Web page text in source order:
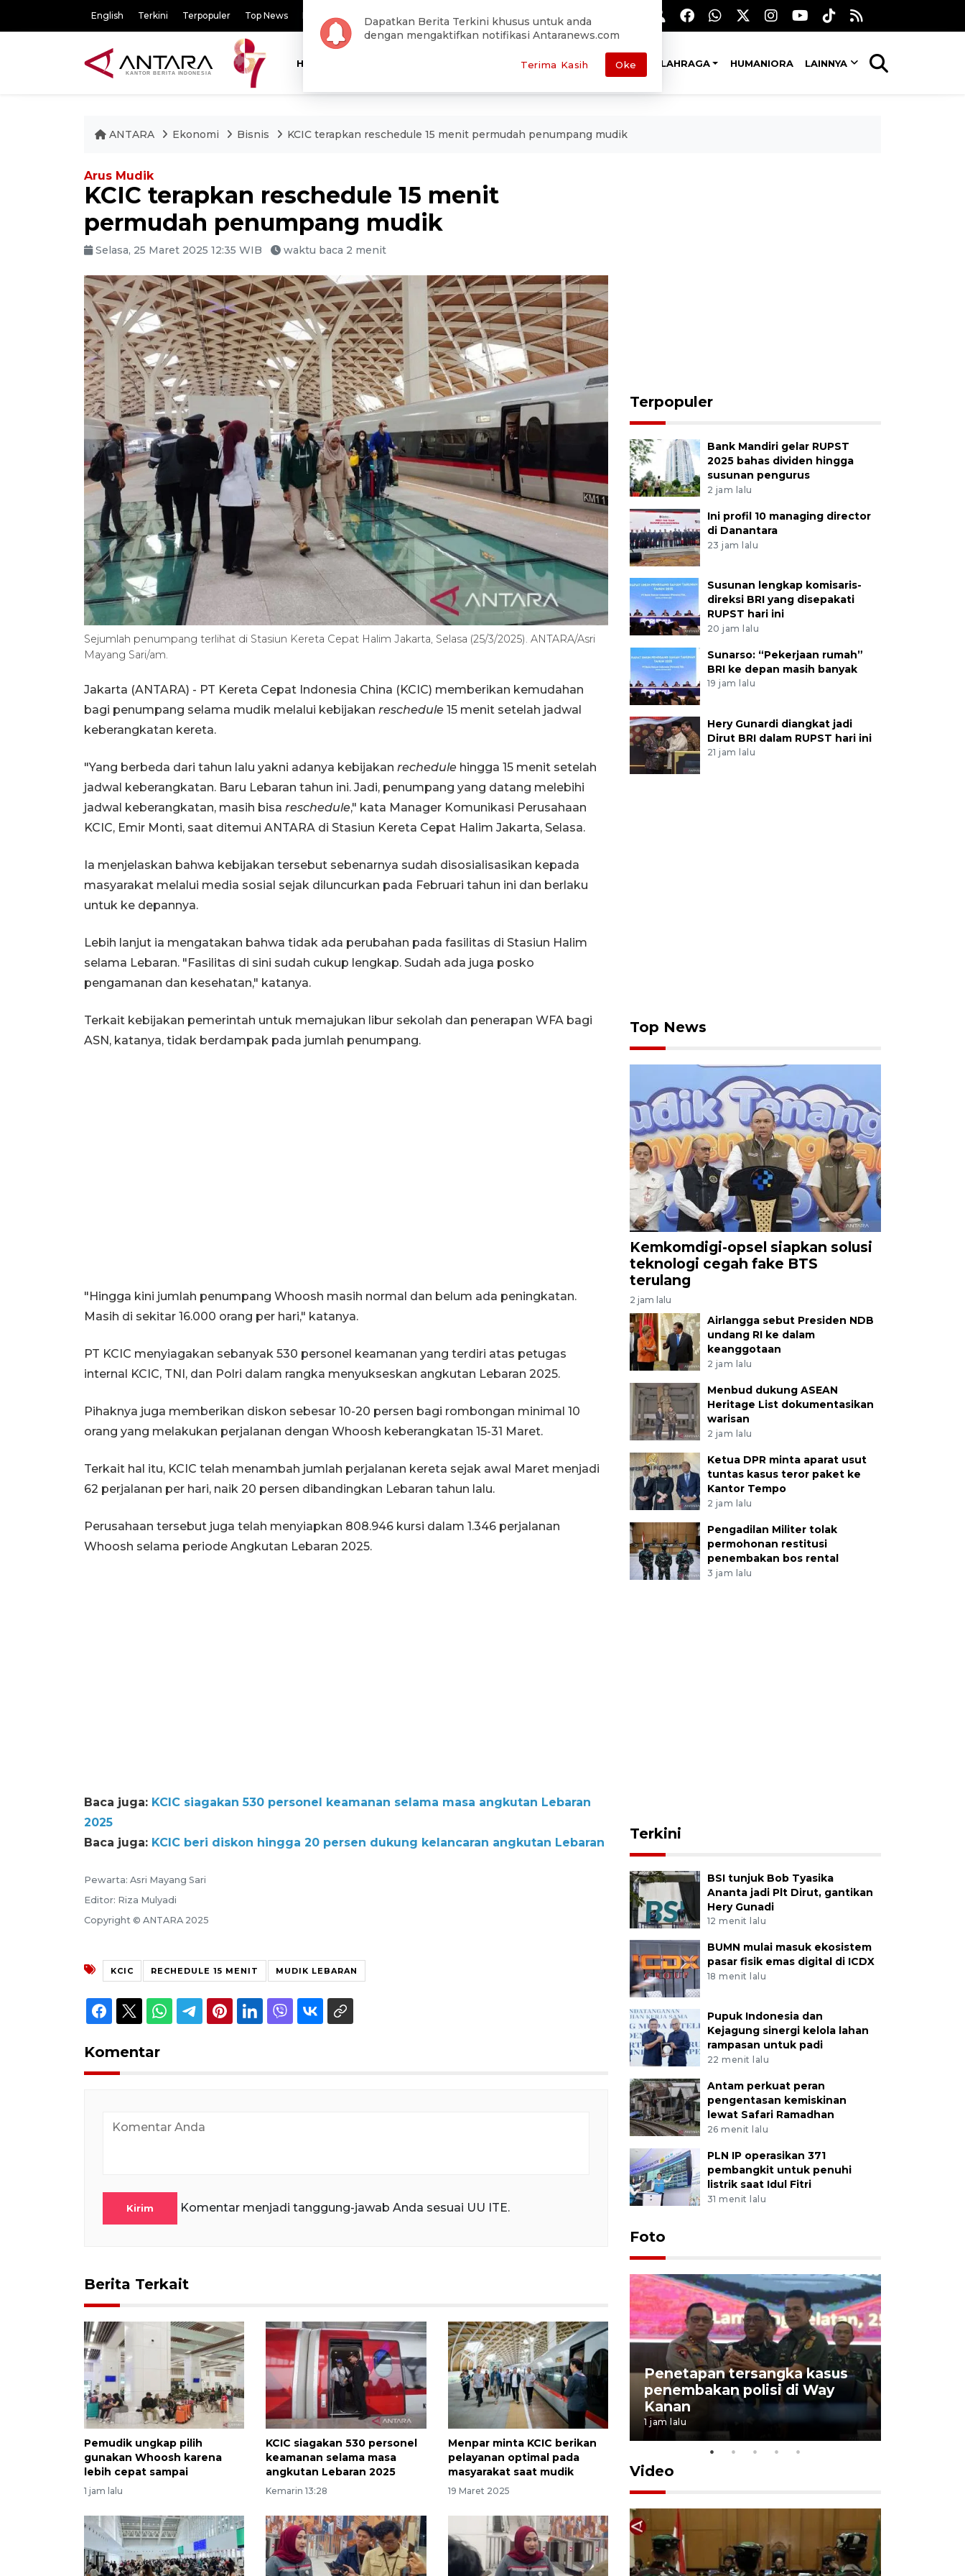
English Terkini Terpopuler Top News Pilihan Editor Pemilu Otomotif Antara Foto Redaksi
HOME METRO SEPAKBOLA OLAHRAGA HUMANIORA LAINNYA
ANTARA Ekonomi Bisnis KCIC terapkan reschedule 15 menit permudah penumpang mudik
Arus Mudik
KCIC terapkan reschedule 15 menit
permudah penumpang mudik
Selasa, 25 Maret 2025 12:35 WIB waktu baca 2 menit
Sejumlah penumpang terlihat di Stasiun Kereta Cepat Halim Jakarta, Selasa (25/3/2025). ANTARA/Asri
Mayang Sari/am.
Jakarta (ANTARA) - PT Kereta Cepat Indonesia China (KCIC) memberikan kemudahan
bagi penumpang selama mudik melalui kebijakan reschedule 15 menit setelah jadwal
keberangkatan kereta.
"Yang berbeda dari tahun lalu yakni adanya kebijakan rechedule hingga 15 menit setelah
jadwal keberangkatan. Baru Lebaran tahun ini. Jadi, penumpang yang datang melebihi
jadwal keberangkatan, masih bisa reschedule," kata Manager Komunikasi Perusahaan
KCIC, Emir Monti, saat ditemui ANTARA di Stasiun Kereta Cepat Halim Jakarta, Selasa.
Ia menjelaskan bahwa kebijakan tersebut sebenarnya sudah disosialisasikan kepada
masyarakat melalui media sosial sejak diluncurkan pada Februari tahun ini dan berlaku
untuk ke depannya.
Lebih lanjut ia mengatakan bahwa tidak ada perubahan pada fasilitas di Stasiun Halim
selama Lebaran. "Fasilitas di sini sudah cukup lengkap. Sudah ada juga posko
pengamanan dan kesehatan," katanya.
Terkait kebijakan pemerintah untuk memajukan libur sekolah dan penerapan WFA bagi
ASN, katanya, tidak berdampak pada jumlah penumpang.
"Hingga kini jumlah penumpang Whoosh masih normal dan belum ada peningkatan.
Masih di sekitar 16.000 orang per hari," katanya.
PT KCIC menyiagakan sebanyak 530 personel keamanan yang terdiri atas petugas
internal KCIC, TNI, dan Polri dalam rangka menyukseskan angkutan Lebaran 2025.
Pihaknya juga memberikan diskon sebesar 10-20 persen bagi rombongan minimal 10
orang yang melakukan perjalanan dengan Whoosh keberangkatan 15-31 Maret.
Terkait hal itu, KCIC telah menambah jumlah perjalanan kereta sejak awal Maret menjadi
62 perjalanan per hari, naik 20 persen dibandingkan Lebaran tahun lalu.
Perusahaan tersebut juga telah menyiapkan 808.946 kursi dalam 1.346 perjalanan
Whoosh selama periode Angkutan Lebaran 2025.
Baca juga: KCIC siagakan 530 personel keamanan selama masa angkutan Lebaran
2025
Baca juga: KCIC beri diskon hingga 20 persen dukung kelancaran angkutan Lebaran
Pewarta: Asri Mayang Sari
Editor: Riza Mulyadi
Copyright © ANTARA 2025
KCIC RECHEDULE 15 MENIT MUDIK LEBARAN
Komentar
Kirim Komentar menjadi tanggung-jawab Anda sesuai UU ITE.
Berita Terkait
Pemudik ungkap pilih
gunakan Whoosh karena
lebih cepat sampai
1 jam lalu
KCIC siagakan 530 personel
keamanan selama masa
angkutan Lebaran 2025
Kemarin 13:28
Menpar minta KCIC berikan
pelayanan optimal pada
masyarakat saat mudik
19 Maret 2025
Terpopuler
Bank Mandiri gelar RUPST
2025 bahas dividen hingga
susunan pengurus
2 jam lalu
Ini profil 10 managing director
di Danantara
23 jam lalu
Susunan lengkap komisaris-
direksi BRI yang disepakati
RUPST hari ini
20 jam lalu
Sunarso: “Pekerjaan rumah”
BRI ke depan masih banyak
19 jam lalu
Hery Gunardi diangkat jadi
Dirut BRI dalam RUPST hari ini
21 jam lalu
Top News
Kemkomdigi-opsel siapkan solusi
teknologi cegah fake BTS
terulang
2 jam lalu
Airlangga sebut Presiden NDB
undang RI ke dalam
keanggotaan
2 jam lalu
Menbud dukung ASEAN
Heritage List dokumentasikan
warisan
2 jam lalu
Ketua DPR minta aparat usut
tuntas kasus teror paket ke
Kantor Tempo
2 jam lalu
Pengadilan Militer tolak
permohonan restitusi
penembakan bos rental
3 jam lalu
Terkini
BSI tunjuk Bob Tyasika
Ananta jadi Plt Dirut, gantikan
Hery Gunadi
12 menit lalu
BUMN mulai masuk ekosistem
pasar fisik emas digital di ICDX
18 menit lalu
Pupuk Indonesia dan
Kejagung sinergi kelola lahan
rampasan untuk padi
22 menit lalu
Antam perkuat peran
pengentasan kemiskinan
lewat Safari Ramadhan
26 menit lalu
PLN IP operasikan 371
pembangkit untuk penuhi
listrik saat Idul Fitri
31 menit lalu
Foto
Arus mudik Lebaran di
Pelabuhan Tanjung Priok
4 jam lalu
Penetapan tersangka kasus
penembakan polisi di Way
Kanan
1 jam lalu
Video
Dapatkan Berita Terkini khusus untuk anda
dengan mengaktifkan notifikasi Antaranews.com
Oke
Terima Kasih